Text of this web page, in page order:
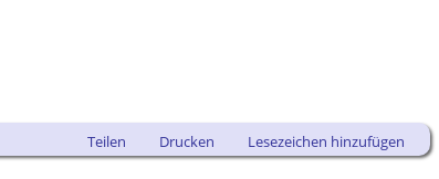
Teilen Drucken Lesezeichen hinzufügen